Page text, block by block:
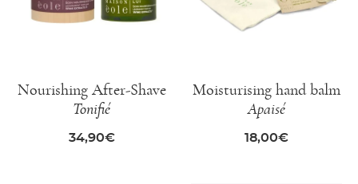
Nourishing After-Shave
Tonifié
34,90€
Moisturising hand balm
Apaisé
18,00€